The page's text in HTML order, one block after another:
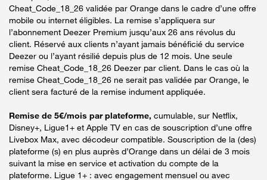
Cheat_Code_18_26 validée par Orange dans le cadre d’une offre
mobile ou internet éligibles. La remise s’appliquera sur
l’abonnement Deezer Premium jusqu’aux 26 ans révolus du
client. Réservé aux clients n’ayant jamais bénéficié du service
Deezer ou l’ayant résilié depuis plus de 12 mois. Une seule
remise Cheat_Code_18_26 Deezer par client. Dans le cas où la
remise Cheat_Code_18_26 ne serait pas validée par Orange, le
client sera facturé de la remise indument appliquée.
Remise de 5€/mois par plateforme, cumulable, sur Netflix,
Disney+, Ligue1+ et Apple TV en cas de souscription d’une offre
Livebox Max, avec décodeur compatible. Souscription de la (des)
plateforme (s) en plus auprès d’Orange dans un délai de 3 mois
suivant la mise en service et activation du compte de la
plateforme. Ligue 1+ : avec engagement mensuel ou avec